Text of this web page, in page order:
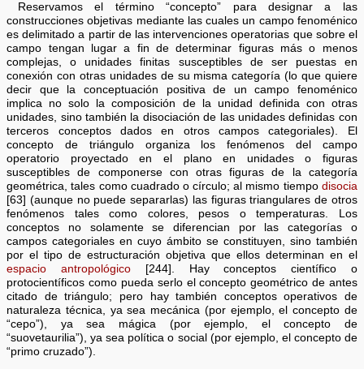
Reservamos el término “concepto” para designar a las
construcciones objetivas mediante las cuales un campo fenoménico
es delimitado a partir de las intervenciones operatorias que sobre el
campo tengan lugar a fin de determinar figuras más o menos
complejas, o unidades finitas susceptibles de ser puestas en
conexión con otras unidades de su misma categoría (lo que quiere
decir que la conceptuación positiva de un campo fenoménico
implica no solo la composición de la unidad definida con otras
unidades, sino también la disociación de las unidades definidas con
terceros conceptos dados en otros campos categoriales). El
concepto de triángulo organiza los fenómenos del campo
operatorio proyectado en el plano en unidades o figuras
susceptibles de componerse con otras figuras de la categoría
geométrica, tales como cuadrado o círculo; al mismo tiempo disocia
[63] (aunque no puede separarlas) las figuras triangulares de otros
fenómenos tales como colores, pesos o temperaturas. Los
conceptos no solamente se diferencian por las categorías o
campos categoriales en cuyo ámbito se constituyen, sino también
por el tipo de estructuración objetiva que ellos determinan en el
espacio antropológico[244]. Hay conceptos científico o
protocientíficos como pueda serlo el concepto geométrico de antes
citado de triángulo; pero hay también conceptos operativos de
naturaleza técnica, ya sea mecánica (por ejemplo, el concepto de
“cepo”), ya sea mágica (por ejemplo, el concepto de
“suovetaurilia”), ya sea política o social (por ejemplo, el concepto de
“primo cruzado”).